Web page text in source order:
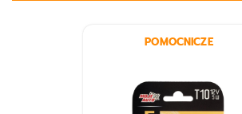
POMOCNICZE